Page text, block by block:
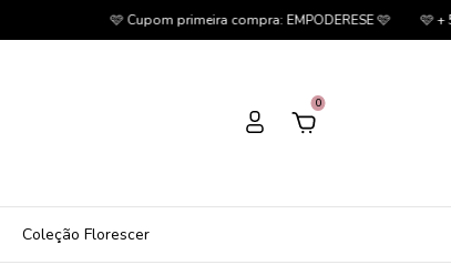
0
Coleção Florescer
🩷 Cupom primeira compra: EMPODERESE 🩷 🩷 + 5% OFF no PIX